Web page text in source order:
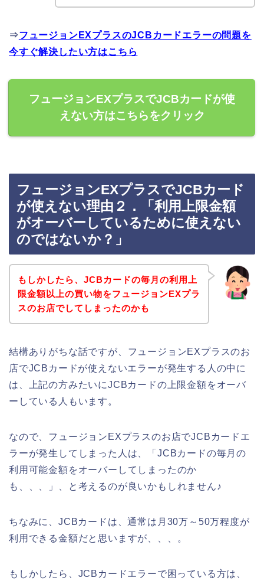
⇒フュージョンEXプラスのJCBカードエラーの問題を
今すぐ解決したい方はこちら
フュージョンEXプラスでJCBカードが使
えない方はこちらをクリック
フュージョンEXプラスでJCBカード
が使えない理由２．「利用上限金額
がオーバーしているために使えない
のではないか？」
もしかしたら、JCBカードの毎月の利用上
限金額以上の買い物をフュージョンEXプラ
スのお店でしてしまったのかも
結構ありがちな話ですが、フュージョンEXプラスのお
店でJCBカードが使えないエラーが発生する人の中に
は、上記の方みたいにJCBカードの上限金額をオーバ
ーしている人もいます。
なので、フュージョンEXプラスのお店でJCBカードエ
ラーが発生してしまった人は、「JCBカードの毎月の
利用可能金額をオーバーしてしまったのか
も、、、」、と考えるのが良いかもしれません♪
ちなみに、JCBカードは、通常は月30万～50万程度が
利用できる金額だと思いますが、、、。
もしかしたら、JCBカードエラーで困っている方は、